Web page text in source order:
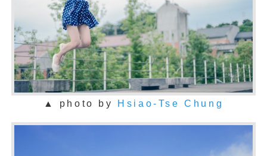
▲ photo by Hsiao-Tse Chung